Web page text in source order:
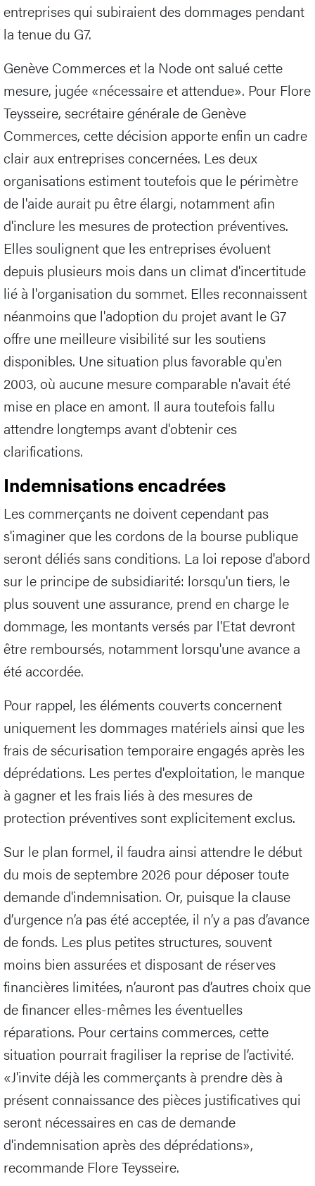
entreprises qui subiraient des dommages pendant
la tenue du G7.
Genève Commerces et la Node ont salué cette
mesure, jugée «nécessaire et attendue». Pour Flore
Teysseire, secrétaire générale de Genève
Commerces, cette décision apporte enfin un cadre
clair aux entreprises concernées. Les deux
organisations estiment toutefois que le périmètre
de l'aide aurait pu être élargi, notamment afin
d'inclure les mesures de protection préventives.
Elles soulignent que les entreprises évoluent
depuis plusieurs mois dans un climat d'incertitude
lié à l'organisation du sommet. Elles reconnaissent
néanmoins que l'adoption du projet avant le G7
offre une meilleure visibilité sur les soutiens
disponibles. Une situation plus favorable qu'en
2003, où aucune mesure comparable n'avait été
mise en place en amont. Il aura toutefois fallu
attendre longtemps avant d'obtenir ces
clarifications.
Indemnisations encadrées
Les commerçants ne doivent cependant pas
s'imaginer que les cordons de la bourse publique
seront déliés sans conditions. La loi repose d'abord
sur le principe de subsidiarité: lorsqu'un tiers, le
plus souvent une assurance, prend en charge le
dommage, les montants versés par l'Etat devront
être remboursés, notamment lorsqu'une avance a
été accordée.
Pour rappel, les éléments couverts concernent
uniquement les dommages matériels ainsi que les
frais de sécurisation temporaire engagés après les
déprédations. Les pertes d'exploitation, le manque
à gagner et les frais liés à des mesures de
protection préventives sont explicitement exclus.
Sur le plan formel, il faudra ainsi attendre le début
du mois de septembre 2026 pour déposer toute
demande d'indemnisation. Or, puisque la clause
d’urgence n’a pas été acceptée, il n’y a pas d’avance
de fonds. Les plus petites structures, souvent
moins bien assurées et disposant de réserves
financières limitées, n’auront pas d’autres choix que
de financer elles-mêmes les éventuelles
réparations. Pour certains commerces, cette
situation pourrait fragiliser la reprise de l’activité.
«J'invite déjà les commerçants à prendre dès à
présent connaissance des pièces justificatives qui
seront nécessaires en cas de demande
d'indemnisation après des déprédations»,
recommande Flore Teysseire.